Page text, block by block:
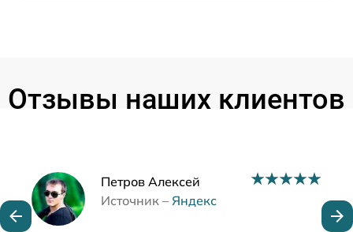
Отзывы наших клиентов
Петров Алексей
Источник – Яндекс
Наши мастера